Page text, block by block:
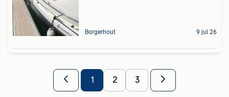
Borgerhout 9 jul 26
1 2 3